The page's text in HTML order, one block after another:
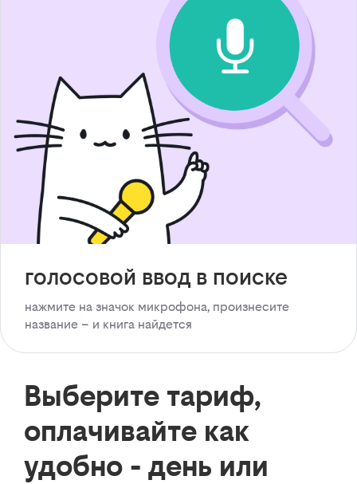
голосовой ввод в поиске
нажмите на значок микрофона, произнесите
название – и книга найдется
Выберите тариф,
оплачивайте как
удобно - день или